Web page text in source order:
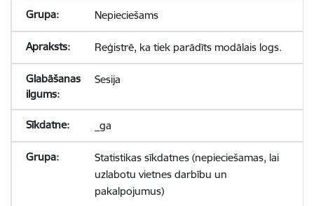
Nepieciešams
Reģistrē, ka tiek parādīts modālais logs.
Sesija
_ga
Statistikas sīkdatnes (nepieciešamas, lai
uzlabotu vietnes darbību un
pakalpojumus)